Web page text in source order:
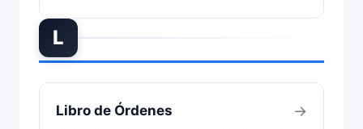
L
Libro de Órdenes →